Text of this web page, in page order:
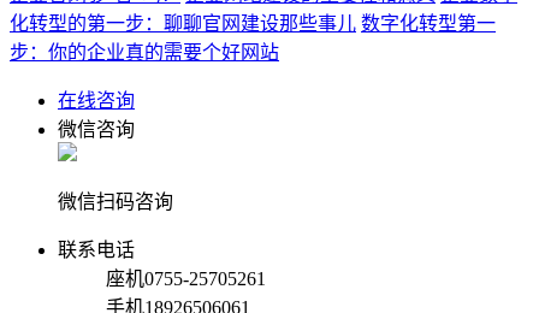
化转型的第一步：聊聊官网建设那些事儿 数字化转型第一
步：你的企业真的需要个好网站
在线咨询
微信咨询
微信扫码咨询
联系电话
座机0755-25705261
手机18926506061